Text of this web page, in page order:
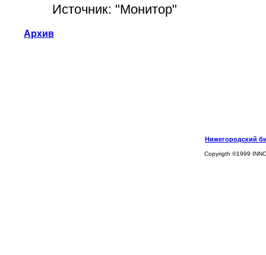
Источник: "Монитор"
Архив
Нижегородский
Copyrigth ©1999